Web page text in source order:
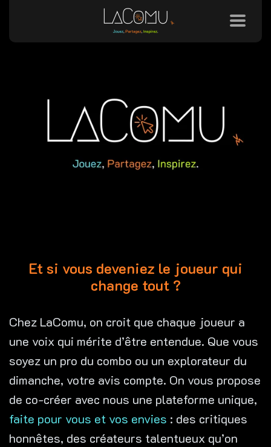
Et si vous deveniez le joueur qui
change tout ?
Chez LaComu, on croit que chaque joueur a
une voix qui mérite d’être entendue. Que vous
soyez un pro du combo ou un explorateur du
dimanche, votre avis compte. On vous propose
de co-créer avec nous une plateforme unique,
faite pour vous et vos envies : des critiques
honnêtes, des créateurs talentueux qu’on